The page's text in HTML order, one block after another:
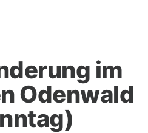
im
Odenwald